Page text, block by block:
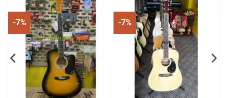
-7% -7%